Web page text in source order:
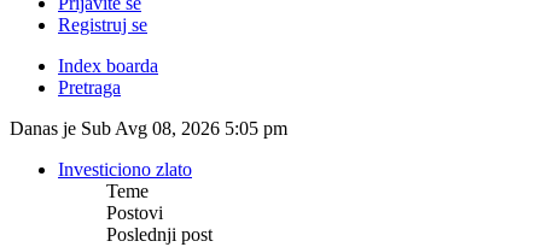
Registruj se
Index boarda
Pretraga
Danas je Sub Avg 08, 2026 5:05 pm
Investiciono zlato
Teme
Postovi
Poslednji post